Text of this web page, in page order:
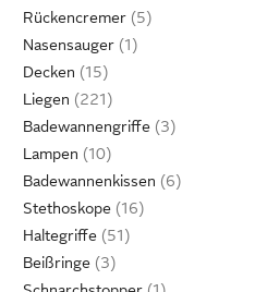
Rückencremer
Nasensauger
Decken
Liegen
Badewannengriffe
Lampen
Badewannenkissen
Stethoskope
Haltegriffe
Beißringe